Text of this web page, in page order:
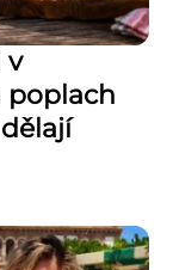
v
poplach